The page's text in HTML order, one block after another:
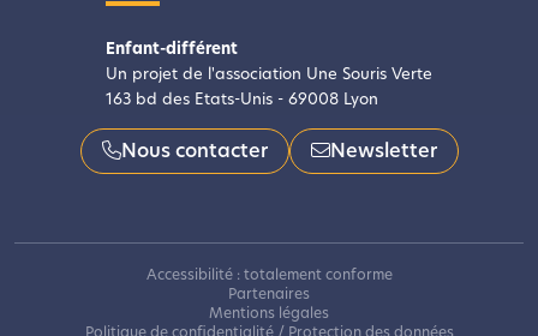
Enfant-différent
Un projet de l'association Une Souris Verte
163 bd des Etats-Unis - 69008 Lyon
Nous contacter Newsletter
Accessibilité : totalement conforme
Partenaires
Mentions légales
Politique de confidentialité / Protection des données